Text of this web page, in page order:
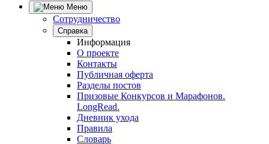
Меню
Сотрудничество
Справка
Информация
О проекте
Контакты
Публичная оферта
Разделы постов
Призовые Конкурсов и Марафонов.
LongRead.
Дневник ухода
Правила
Словарь